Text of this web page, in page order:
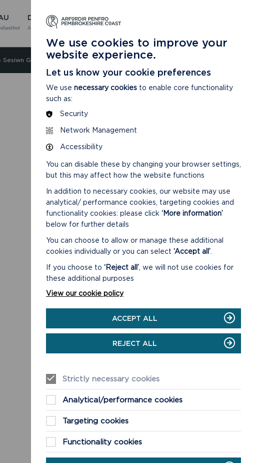
DYSGU
Am Ein Parc Cenedlaethol
GOFALU
Sesiwn Gwrandawiad 1
We use cookies to improve your
website experience.
Let us know your cookie preferences
We use necessary cookies to enable core functionality
such as:
Security
Network Management
Accessibility
You can disable these by changing your browser settings,
but this may affect how the website functions
In addition to necessary cookies, our website may use
analytical/ performance cookies, targeting cookies and
functionality cookies: please click ‘More information’
below for further details
You can choose to allow or manage these additional
cookies individually or you can select ‘Accept all’
If you choose to ‘Reject all’ , we will not use cookies for
these additional purposes
View our cookie policy
ACCEPT ALL
REJECT ALL
Strictly necessary cookies
Analytical/performance cookies
Targeting cookies
Functionality cookies